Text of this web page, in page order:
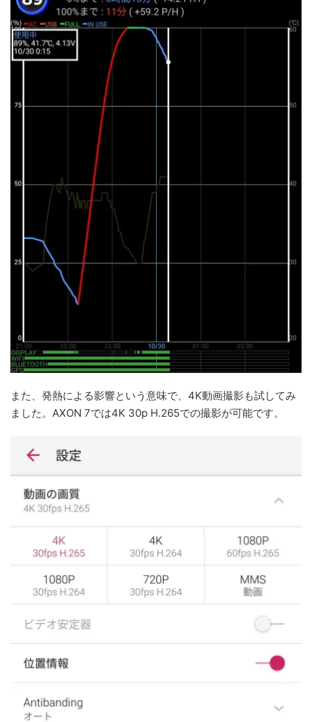
また、発熱による影響という意味で、4K動画撮影も試してみ
ました。AXON 7では4K 30p H.265での撮影が可能です。